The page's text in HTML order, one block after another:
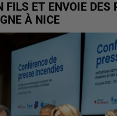
FILS ET ENVOIE DES
À NICE